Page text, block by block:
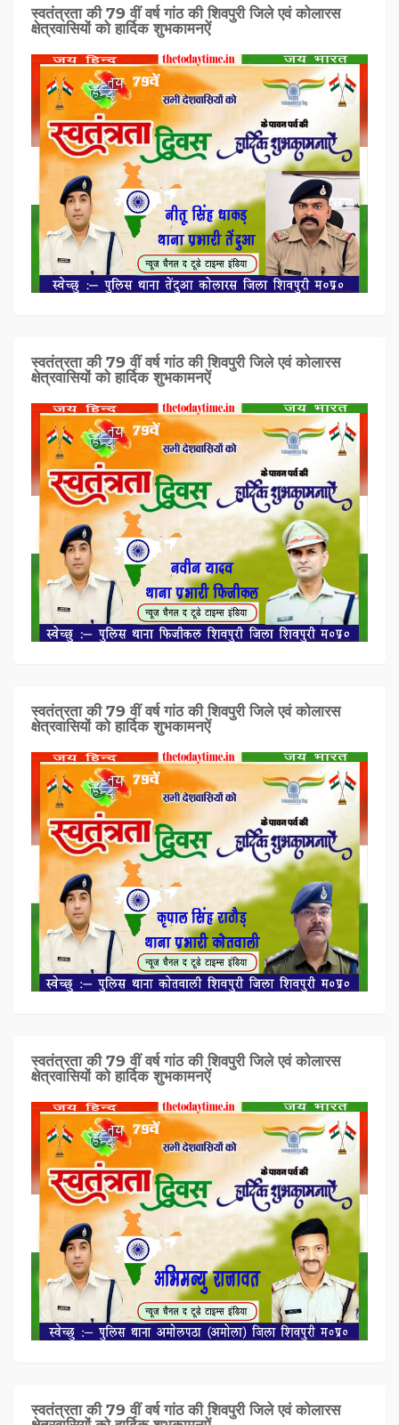
स्वतंत्रता की 79 वीं वर्ष गांठ की शिवपुरी जिले एवं कोलारस
क्षेत्रवासियों को हार्दिक शुभकामनऐं
स्वतंत्रता की 79 वीं वर्ष गांठ की शिवपुरी जिले एवं कोलारस
क्षेत्रवासियों को हार्दिक शुभकामनऐं
स्वतंत्रता की 79 वीं वर्ष गांठ की शिवपुरी जिले एवं कोलारस
क्षेत्रवासियों को हार्दिक शुभकामनऐं
स्वतंत्रता की 79 वीं वर्ष गांठ की शिवपुरी जिले एवं कोलारस
क्षेत्रवासियों को हार्दिक शुभकामनऐं
स्वतंत्रता की 79 वीं वर्ष गांठ की शिवपुरी जिले एवं कोलारस